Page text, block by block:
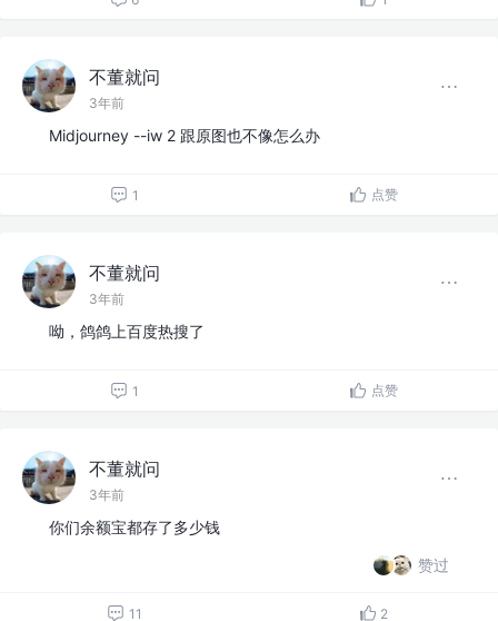
不董就问
3年前
Midjourney --iw 2 跟原图也不像怎么办
1 点赞
不董就问
3年前
呦，鸽鸽上百度热搜了
1 点赞
不董就问
3年前
你们余额宝都存了多少钱
赞过
11 2